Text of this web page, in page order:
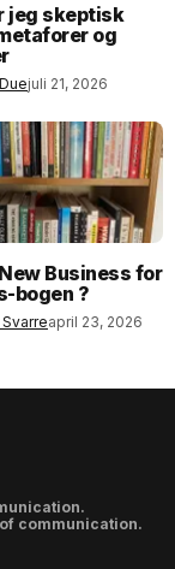
jeg skeptisk
og
juli 21, 2026
Business for
bogen ?
april 23, 2026
communication.